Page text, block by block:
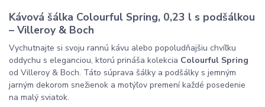
Kávová šálka Colourful Spring, 0,23 l s podšálkou
– Villeroy & Boch
Vychutnajte si svoju rannú kávu alebo popoludňajšiu chvíľku
oddychu s eleganciou, ktorú prináša kolekcia Colourful Spring
od Villeroy & Boch. Táto súprava šálky a podšálky s jemným
jarným dekorom snežienok a motýľov premení každé posedenie
na malý sviatok.